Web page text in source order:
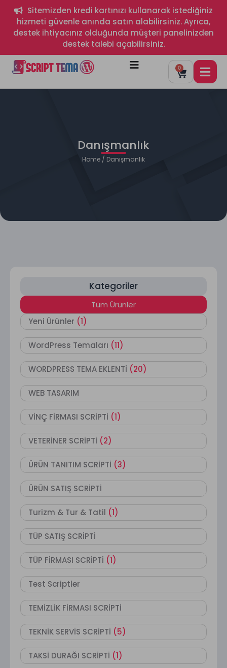
Sitemizden kredi kartınızı kullanarak istediğiniz
hizmeti güvenle anında satın alabilirsiniz. Ayrıca,
destek ihtiyacınız olduğunda müşteri panelinizden
destek talebi açabilirsiniz.
0
Danışmanlık
Home / Danışmanlık
Kategoriler
Tüm Ürünler
Yeni Ürünler (1)
WordPress Temaları (11)
WORDPRESS TEMA EKLENTİ (20)
WEB TASARIM
VİNÇ FİRMASI SCRİPTİ (1)
VETERİNER SCRİPTİ (2)
ÜRÜN TANITIM SCRİPTİ (3)
ÜRÜN SATIŞ SCRİPTİ
Turizm & Tur & Tatil (1)
TÜP SATIŞ SCRİPTİ
TÜP FİRMASI SCRİPTİ (1)
Test Scriptler
TEMİZLİK FİRMASI SCRİPTİ
TEKNİK SERVİS SCRİPTİ (5)
TAKSİ DURAĞI SCRİPTİ (1)